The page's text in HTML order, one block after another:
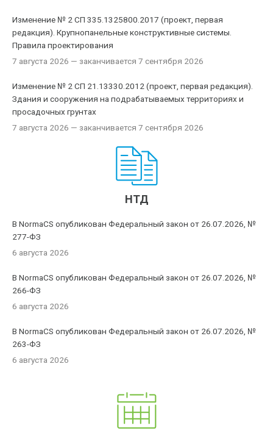
Изменение № 2 СП 335.1325800.2017 (проект, первая
редакция). Крупнопанельные конструктивные системы.
Правила проектирования
7 августа 2026 — заканчивается 7 сентября 2026
Изменение № 2 СП 21.13330.2012 (проект, первая редакция).
Здания и сооружения на подрабатываемых территориях и
просадочных грунтах
7 августа 2026 — заканчивается 7 сентября 2026
НТД
В NormaCS опубликован Федеральный закон от 26.07.2026, №
277-ФЗ
6 августа 2026
В NormaCS опубликован Федеральный закон от 26.07.2026, №
266-ФЗ
6 августа 2026
В NormaCS опубликован Федеральный закон от 26.07.2026, №
263-ФЗ
6 августа 2026